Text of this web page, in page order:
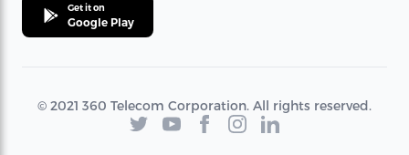
Get it on
Google Play
© 2021 360 Telecom Corporation. All rights reserved.